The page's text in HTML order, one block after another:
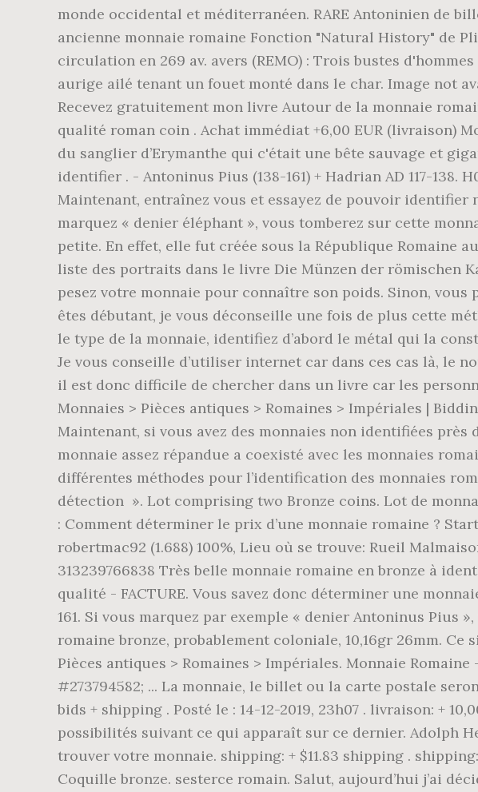
trouver votre monnaie. shipping: + $11.83 shipping .
Coquille bronze. sesterce romain. Salut, aujourd’hui j’ai